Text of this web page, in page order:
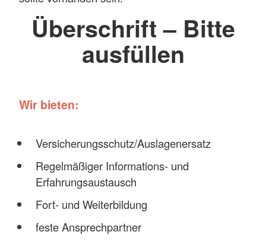
Überschrift – Bitte
ausfüllen
Wir bieten:
Versicherungsschutz/Auslagenersatz
Regelmäßiger Informations- und
Erfahrungsaustausch
Fort- und Weiterbildung
feste Ansprechpartner